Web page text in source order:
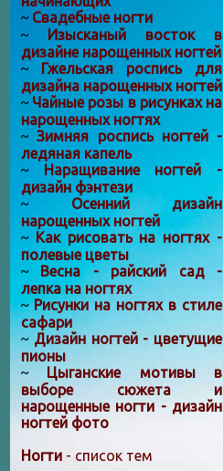
~ Свадебные ногти
~ Изысканый восток в
дизайне нарощенных ногтей
~ Гжельская роспись для
дизайна нарощенных ногтей
~ Чайные розы в рисунках на
нарощенных ногтях
~Зимняя роспись ногтей -
ледяная капель
~ Наращивание ногтей -
дизайн фэнтези
~ Осенний дизайн
нарощенных ногтей
~ Как рисовать на ногтях -
полевые цветы
~ Весна - райский сад -
лепка на ногтях
~Рисунки на ногтях в стиле
сафари
~ Дизайн ногтей - цветущие
пионы
~ Цыганские мотивы в
выборе сюжета и
нарощенные ногти - дизайн
ногтей фото
Ногти - список тем